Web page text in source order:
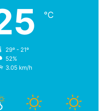
℃
29º - 21º
52%
3.05 km/h